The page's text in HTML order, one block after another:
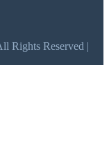
Rights Reserved |